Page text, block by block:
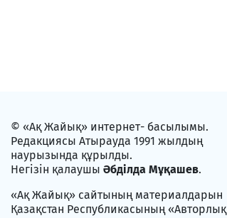
© «Ақ Жайық» интернет- басылымы.
Редакциясы Атырауда 1991 жылдың
наурызында құрылды.
Негізін қалаушы Әбділда Мұқашев.
«Ақ Жайық» сайтының материалдарын
Қазақстан Республикасының «Авторлық